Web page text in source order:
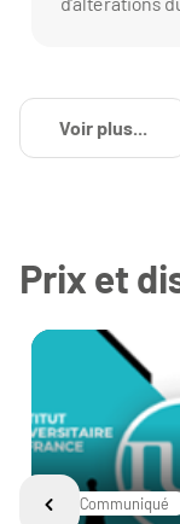
notamment la
perturbations
Voir plus...
Prix et
Communiqué